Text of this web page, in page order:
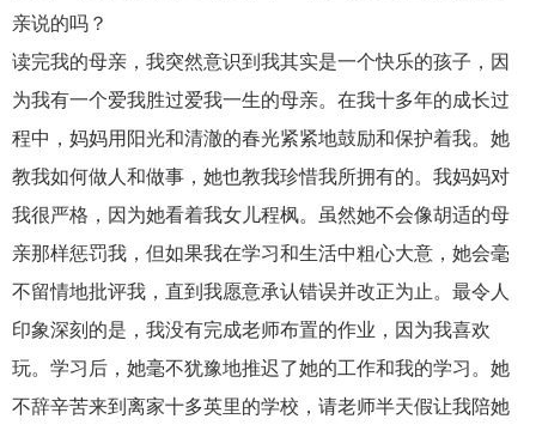
亲说的吗？
读完我的母亲，我突然意识到我其实是一个快乐的孩子，因
为我有一个爱我胜过爱我一生的母亲。在我十多年的成长过
程中，妈妈用阳光和清澈的春光紧紧地鼓励和保护着我。她
教我如何做人和做事，她也教我珍惜我所拥有的。我妈妈对
我很严格，因为她看着我女儿程枫。虽然她不会像胡适的母
亲那样惩罚我，但如果我在学习和生活中粗心大意，她会毫
不留情地批评我，直到我愿意承认错误并改正为止。最令人
印象深刻的是，我没有完成老师布置的作业，因为我喜欢
玩。学习后，她毫不犹豫地推迟了她的工作和我的学习。她
不辞辛苦来到离家十多英里的学校，请老师半天假让我陪她